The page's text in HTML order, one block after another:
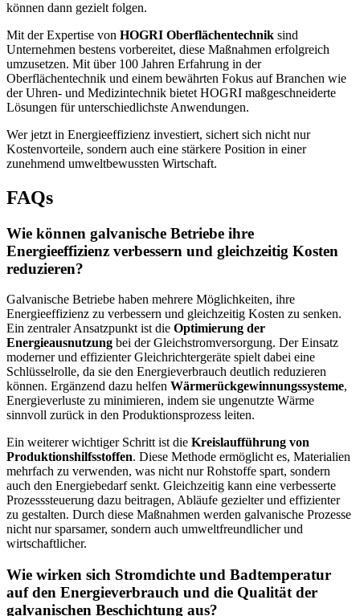
können dann gezielt folgen.
Mit der Expertise von HOGRI Oberflächentechnik sind
Unternehmen bestens vorbereitet, diese Maßnahmen erfolgreich
umzusetzen. Mit über 100 Jahren Erfahrung in der
Oberflächentechnik und einem bewährten Fokus auf Branchen wie
der Uhren- und Medizintechnik bietet HOGRI maßgeschneiderte
Lösungen für unterschiedlichste Anwendungen.
Wer jetzt in Energieeffizienz investiert, sichert sich nicht nur
Kostenvorteile, sondern auch eine stärkere Position in einer
zunehmend umweltbewussten Wirtschaft.
FAQs
Wie können galvanische Betriebe ihre
Energieeffizienz verbessern und gleichzeitig Kosten
reduzieren?
Galvanische Betriebe haben mehrere Möglichkeiten, ihre
Energieeffizienz zu verbessern und gleichzeitig Kosten zu senken.
Ein zentraler Ansatzpunkt ist die Optimierung der
Energieausnutzung bei der Gleichstromversorgung. Der Einsatz
moderner und effizienter Gleichrichtergeräte spielt dabei eine
Schlüsselrolle, da sie den Energieverbrauch deutlich reduzieren
können. Ergänzend dazu helfen Wärmerückgewinnungssysteme,
Energieverluste zu minimieren, indem sie ungenutzte Wärme
sinnvoll zurück in den Produktionsprozess leiten.
Ein weiterer wichtiger Schritt ist die Kreislaufführung von
Produktionshilfsstoffen. Diese Methode ermöglicht es, Materialien
mehrfach zu verwenden, was nicht nur Rohstoffe spart, sondern
auch den Energiebedarf senkt. Gleichzeitig kann eine verbesserte
Prozesssteuerung dazu beitragen, Abläufe gezielter und effizienter
zu gestalten. Durch diese Maßnahmen werden galvanische Prozesse
nicht nur sparsamer, sondern auch umweltfreundlicher und
wirtschaftlicher.
Wie wirken sich Stromdichte und Badtemperatur
auf den Energieverbrauch und die Qualität der
galvanischen Beschichtung aus?